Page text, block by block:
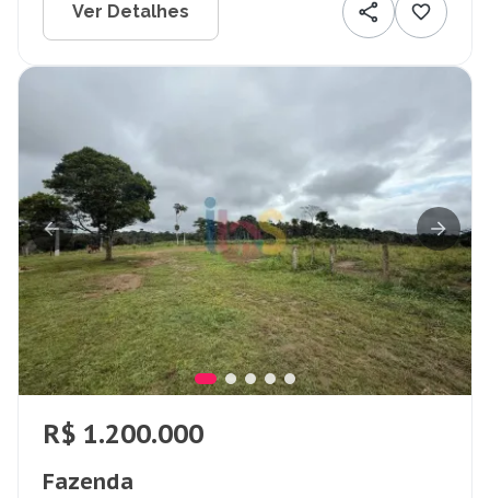
Ver Detalhes
R$ 1.200.000
Fazenda